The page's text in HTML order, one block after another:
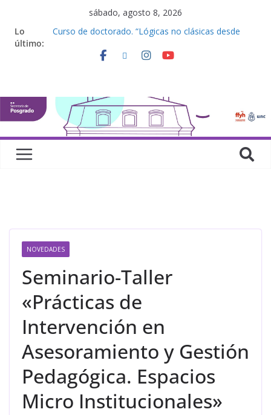
sábado, agosto 8, 2026
Lo
último:
Curso de doctorado. “Lógicas no clásicas desde
Seminario de posgrado. “Debates Actuales en
Curso de doctorado “Mirar, juzgar, sentir”
Defensas de Tesis y Trabajos Finales | Agosto
2026
NOVEDADES
Seminario-Taller
«Prácticas de
Intervención en
Asesoramiento y Gestión
Pedagógica. Espacios
Micro Institucionales»